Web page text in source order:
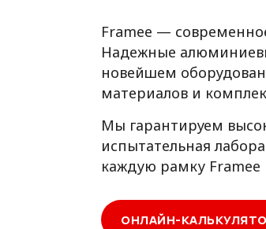
Framee —
Надежные
новейшем
материалов и
Мы гарантируем
испытательная
каждую рамку
ОНЛАЙН-